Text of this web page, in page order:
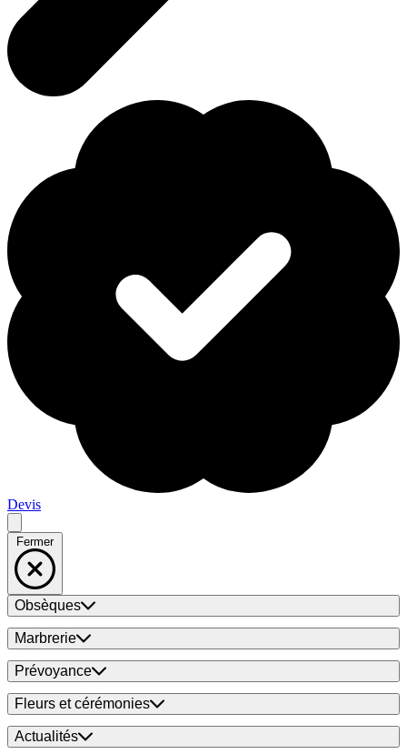
Devis
Fermer
Obsèques
Marbrerie
Prévoyance
Fleurs et cérémonies
Actualités